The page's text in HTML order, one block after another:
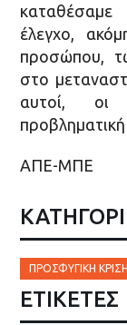
έλεγχο,
προσώπου,
στο
αυτοί, οι
ΑΠΕ-ΜΠΕ
ΠΡΟΣΦΥΓΙΚΉ ΚΡΊΣΗ
ΕΤΙΚΈΤΕΣ